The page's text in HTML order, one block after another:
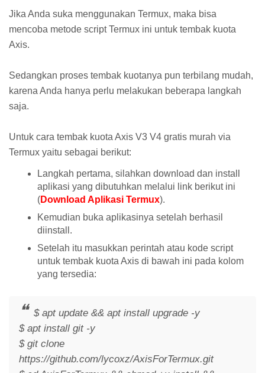
Jika Anda suka menggunakan Termux, maka bisa
mencoba metode script Termux ini untuk tembak kuota
Axis.
Sedangkan proses tembak kuotanya pun terbilang mudah,
karena Anda hanya perlu melakukan beberapa langkah
saja.
Untuk cara tembak kuota Axis V3 V4 gratis murah via
Termux yaitu sebagai berikut:
Langkah pertama, silahkan download dan install
aplikasi yang dibutuhkan melalui link berikut ini
(Download Aplikasi Termux).
Kemudian buka aplikasinya setelah berhasil
diinstall.
Setelah itu masukkan perintah atau kode script
untuk tembak kuota Axis di bawah ini pada kolom
yang tersedia:
$ apt update && apt install upgrade -y
$ apt install git -y
$ git clone
https://github.com/lycoxz/AxisForTermux.git